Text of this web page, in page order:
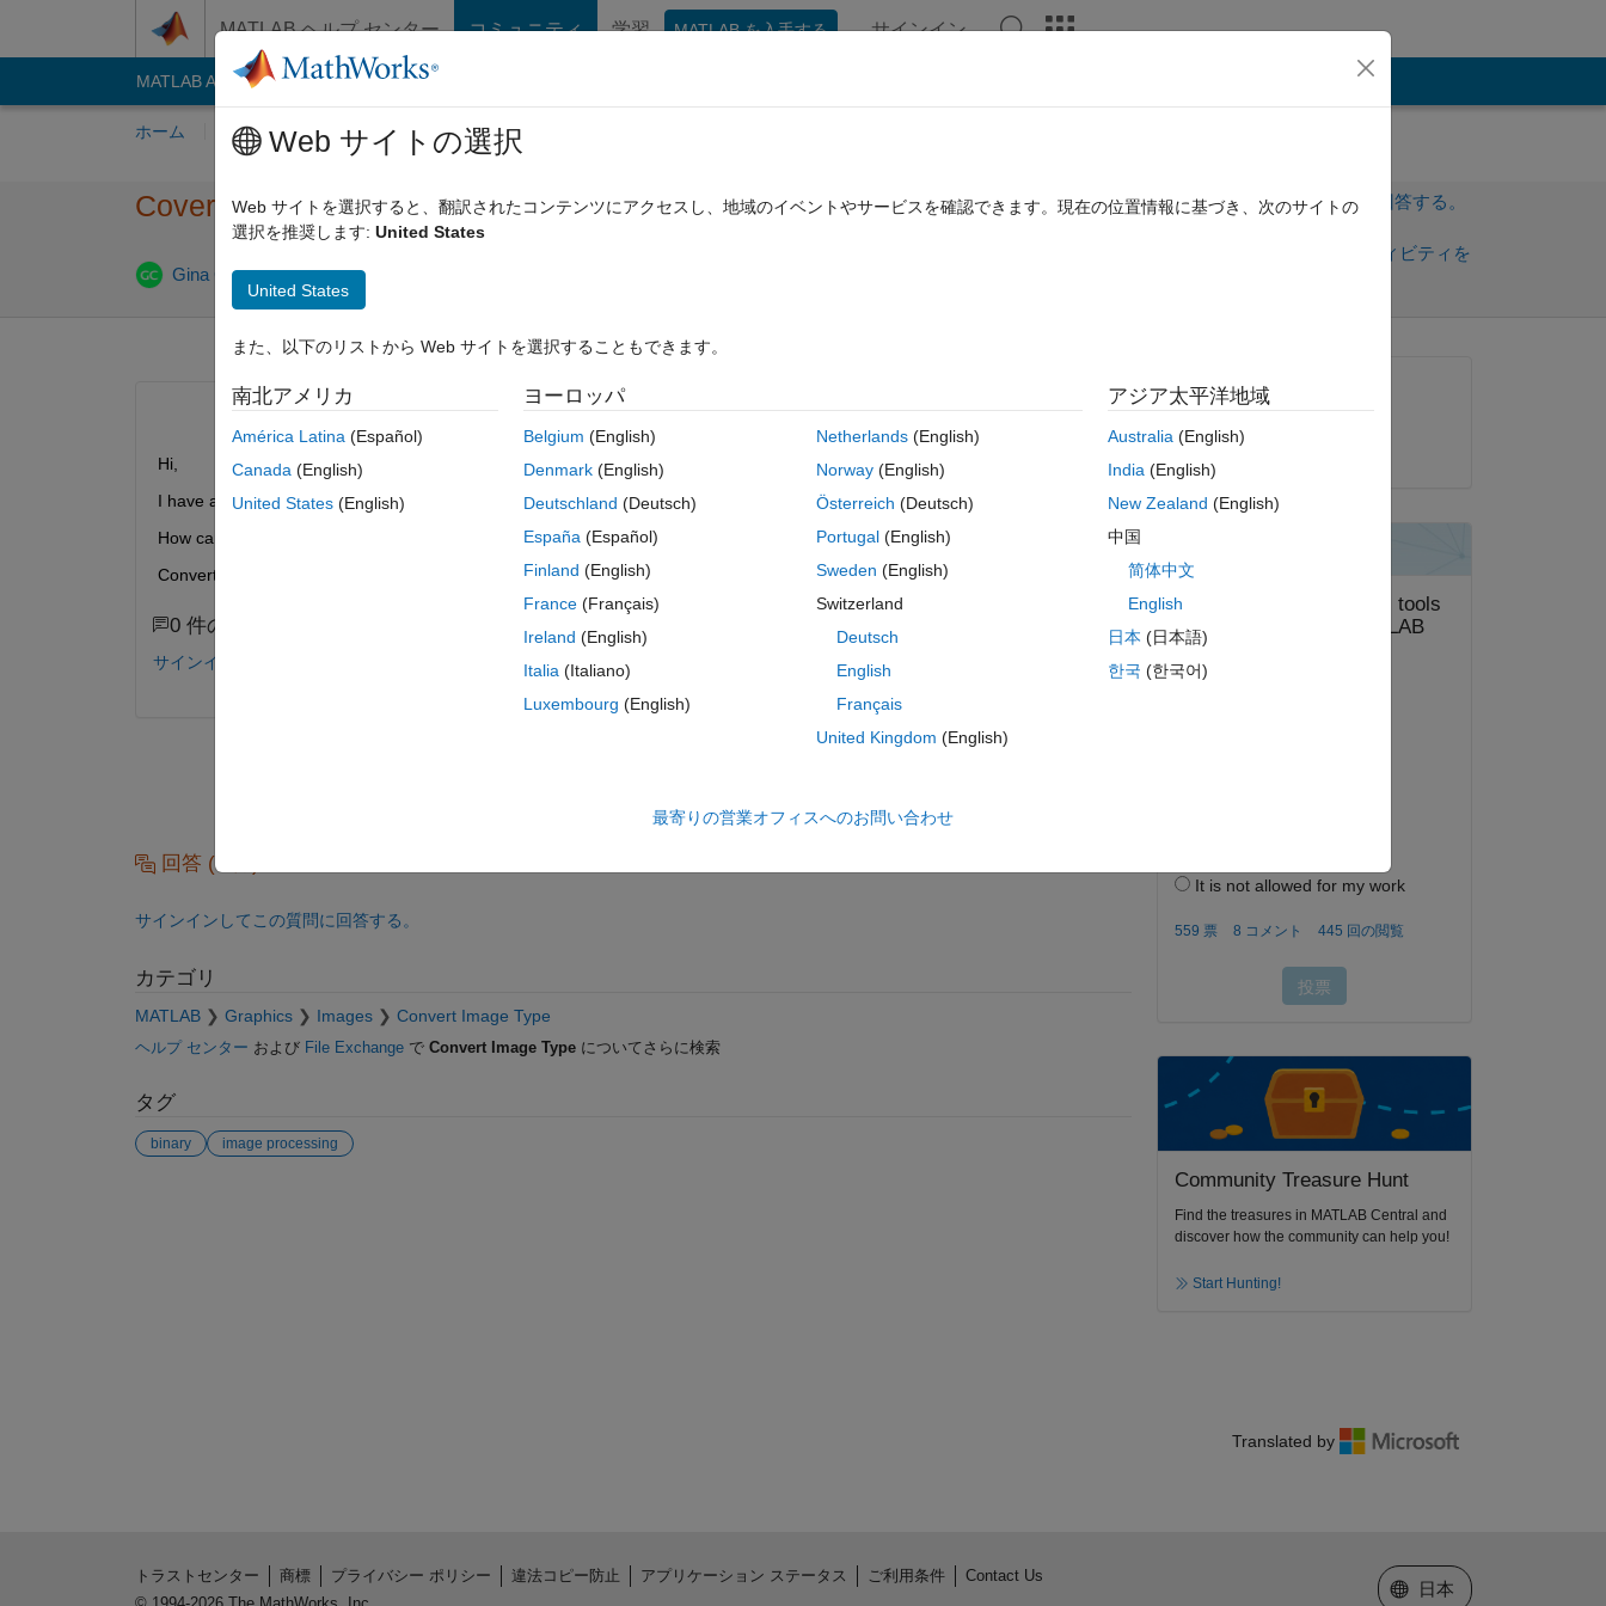
MATLAB ヘルプ センター コミュニティ 学習 MATLAB を入手する サインイン
MATLAB Answers File Exchange
ホーム 質問する 回答 閲覧 MATLAB に関する FAQ
Covert a Binary Image
Gina Carts 2019 2 月 22
サインインしてこの質問に回答する。
サインインしてアクティビティを
0 投票
Hi,
I have a 4D binary image filled with 0 and 4. Voxels with 0 appear black and voxels with 4 appear white.
How can I make it to have 0 and 1 instead of 0 and 4?
Convert the voxels assigned the value 4 to have now the value 1?
0 件のコメント
サインインしてコメントする。
サインインしてアクティビティをフォロー
回答 (0 件)
サインインしてこの質問に回答する。
カテゴリ
MATLAB Graphics Images Convert Image Type
ヘルプ センター および File Exchangeで Convert Image Typeについてさらに検索
タグ
binary image processing
質問済み:
2019 年 2 月 22 日
Community Treasure Hunt
Find the treasures in MATLAB Central and
discover how the community can help you!
Start Hunting!
Translated by
Web サイトの選択
Web サイトを選択すると、翻訳されたコンテンツにアクセスし、地域のイベントやサービスを確認できます。現在の位置情報に基づき、次のサイトの
選択を推奨します: United States
United States
また、以下のリストから Web サイトを選択することもできます。
南北アメリカ
América Latina (Español)
Canada (English)
United States (English)
ヨーロッパ
Belgium (English)
Denmark (English)
Deutschland (Deutsch)
España (Español)
Finland (English)
France (Français)
Ireland (English)
Italia (Italiano)
Luxembourg (English)
Netherlands(English)
Norway(English)
Österreich (Deutsch)
Portugal(English)
Sweden (English)
Switzerland
Deutsch
English
Français
United Kingdom (English)
アジア太平洋地域
Australia(English)
India(English)
New Zealand (English)
中国
简体中文
English
日本 (日本語)
한국 (한국어)
最寄りの営業オフィスへのお問い合わせ
トラストセンター 商標 プライバシー ポリシー 違法コピー防止 アプリケーション ステータス ご利用条件
Contact Us
Web サイトの選択
日本